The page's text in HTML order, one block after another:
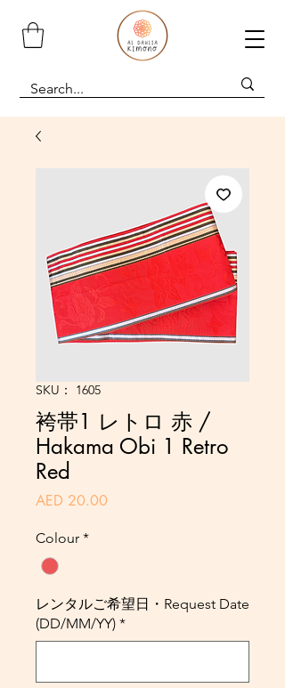
SKU： 1605
袴帯1 レトロ 赤 /
Hakama Obi 1 Retro
Red
AED 20.00価
Colour *
レンタルご希望日・Request Date
(DD/MM/YY) *